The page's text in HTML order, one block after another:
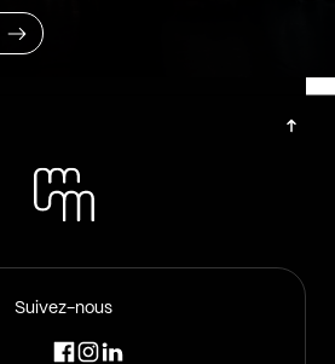
Suivez-nous